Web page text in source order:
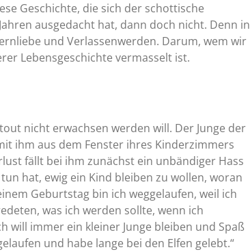
Geschichte, die sich der schottische
ausgedacht hat, dann doch nicht. Denn in
und Verlassenwerden. Darum, wem wir
Lebensgeschichte vermasselt ist.
nicht erwachsen werden will. Der Junge der
ihm aus dem Fenster ihres Kinderzimmers
fällt bei ihm zunächst ein unbändiger Hass
hat, ewig ein Kind bleiben zu wollen, woran
Geburtstag bin ich weggelaufen, weil ich
was ich werden sollte, wenn ich
will immer ein kleiner Junge bleiben und Spaß
und habe lange bei den Elfen gelebt.“